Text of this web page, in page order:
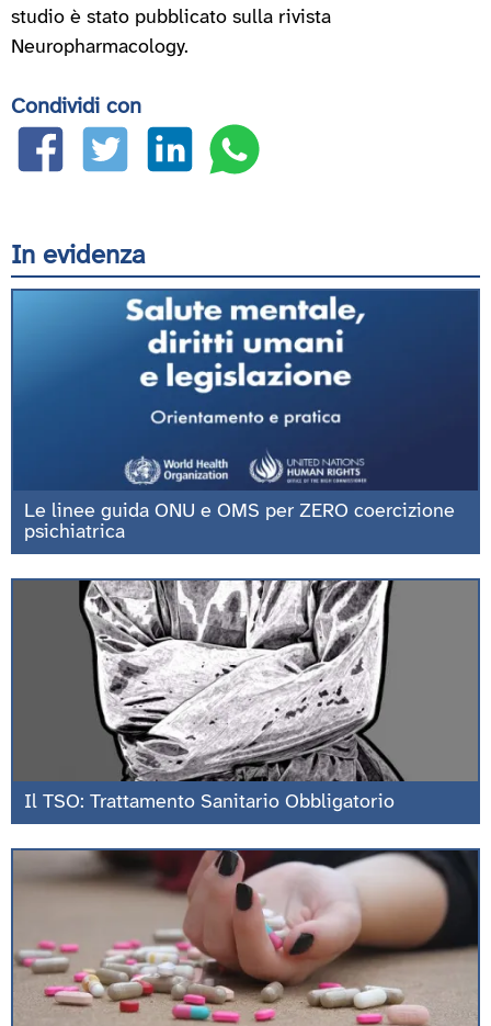
studio è stato pubblicato sulla rivista
Neuropharmacology.
Condividi con
In evidenza
Le linee guida ONU e OMS per ZERO coercizione
psichiatrica
Il TSO: Trattamento Sanitario Obbligatorio